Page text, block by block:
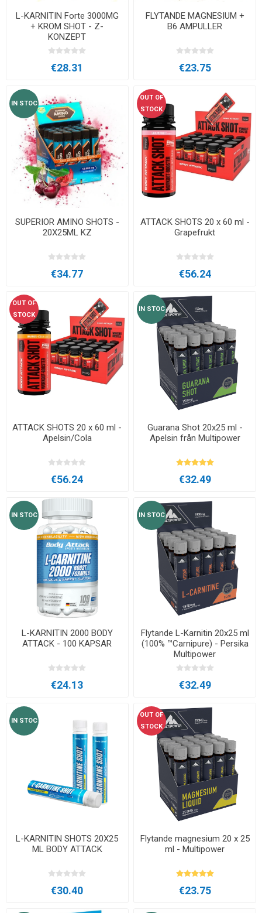
L-KARNITIN Forte 3000MG
+ KROM SHOT - Z-
KONZEPT
€28.31
FLYTANDE MAGNESIUM +
B6 AMPULLER
€23.75
IN STOC
SUPERIOR AMINO SHOTS -
20X25ML KZ
€34.77
OUT OF
STOCK
ATTACK SHOTS 20 x 60 ml -
Grapefrukt
€56.24
OUT OF
STOCK
ATTACK SHOTS 20 x 60 ml -
Apelsin/Cola
€56.24
IN STOC
Guarana Shot 20x25 ml -
Apelsin från Multipower
€32.49
IN STOC
L-KARNITIN 2000 BODY
ATTACK - 100 KAPSAR
€24.13
IN STOC
Flytande L-Karnitin 20x25 ml
(100% ™Carnipure) - Persika
Multipower
€32.49
IN STOC
L-KARNITIN SHOTS 20X25
ML BODY ATTACK
€30.40
OUT OF
STOCK
Flytande magnesium 20 x 25
ml - Multipower
€23.75